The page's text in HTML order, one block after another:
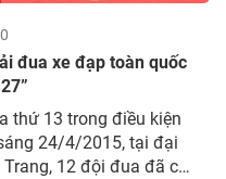
đua xe đạp toàn quốc
thứ 13 trong điều kiện
24/4/2015, tại đại
12 đội đua đã có